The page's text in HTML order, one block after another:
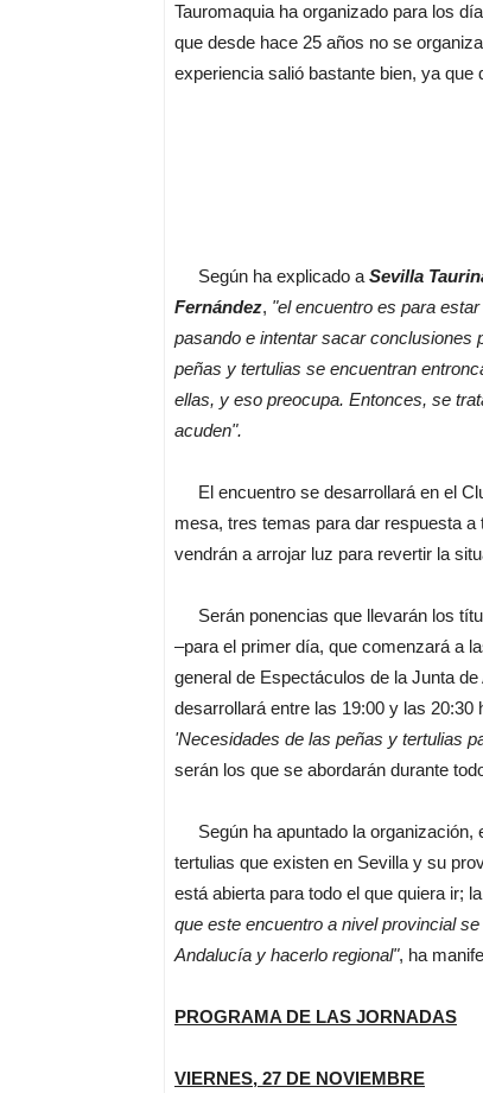
Tauromaquia ha organizado para los
que desde hace 25 años no se
experiencia salió bastante bien, ya
Según ha explicado a Sevilla
Fernández, "el encuentro es para
pasando e intentar sacar conclusiones
peñas y tertulias se encuentran
ellas, y eso preocupa. Entonces, se
acuden".
El encuentro se desarrollará en el
mesa, tres temas para dar respuesta
vendrán a arrojar luz para revertir la
Serán ponencias que llevarán los
–para el primer día, que comenzará a
general de Espectáculos de la Junta
desarrollará entre las 19:00 y las 20:30
'Necesidades de las peñas y tertulias
serán los que se abordarán durante
Según ha apuntado la organización,
tertulias que existen en Sevilla y su
está abierta para todo el que quiera ir;
que este encuentro a nivel provincial
Andalucía y hacerlo regional", ha
PROGRAMA DE LAS JORNADAS
VIERNES, 27 DE NOVIEMBRE